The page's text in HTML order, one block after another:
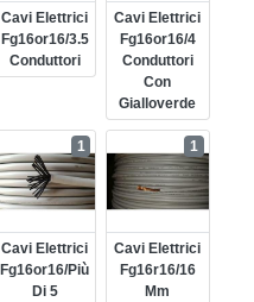
Cavi Elettrici
Fg16or16/3.5
Conduttori
Cavi Elettrici
Fg16or16/4
Conduttori
Con
Gialloverde
Cavi Elettrici
Fg16or16/più
Di 5
1
Cavi Elettrici
Fg16r16/16
Mm
1